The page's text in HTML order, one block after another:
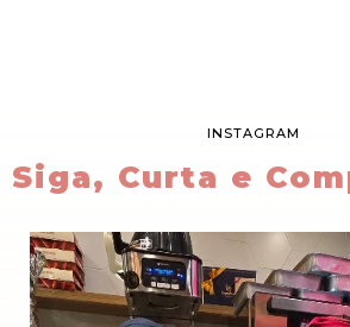
INSTAGRAM
Siga, Curta e